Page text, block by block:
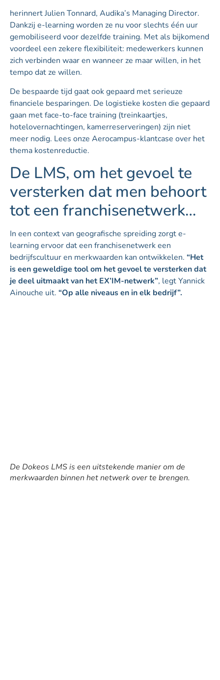
herinnert Julien Tonnard, Audika’s Managing Director.
Dankzij e-learning worden ze nu voor slechts één uur
gemobiliseerd voor dezelfde training. Met als bijkomend
voordeel een zekere flexibiliteit: medewerkers kunnen
zich verbinden waar en wanneer ze maar willen, in het
tempo dat ze willen.
De bespaarde tijd gaat ook gepaard met serieuze
financiele besparingen. De logistieke kosten die gepaard
gaan met face-to-face training (treinkaartjes,
hotelovernachtingen, kamerreserveringen) zijn niet
meer nodig. Lees onze Aerocampus-klantcase over het
thema kostenreductie.
De LMS, om het gevoel te
versterken dat men behoort
tot een franchisenetwerk…
In een context van geografische spreiding zorgt e-
learning ervoor dat een franchisenetwerk een
bedrijfscultuur en merkwaarden kan ontwikkelen. “Het
is een geweldige tool om het gevoel te versterken dat
je deel uitmaakt van het EX’IM-netwerk”, legt Yannick
Ainouche uit. “Op alle niveaus en in elk bedrijf”.
De Dokeos LMS is een uitstekende manier om de
merkwaarden binnen het netwerk over te brengen.